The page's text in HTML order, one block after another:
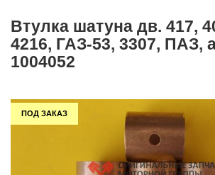
Контакты
Доставка
Статьи
Втулка шатуна дв. 417,
4216, ГАЗ-53, 3307, ПАЗ,
1004052
ПОД ЗАКАЗ